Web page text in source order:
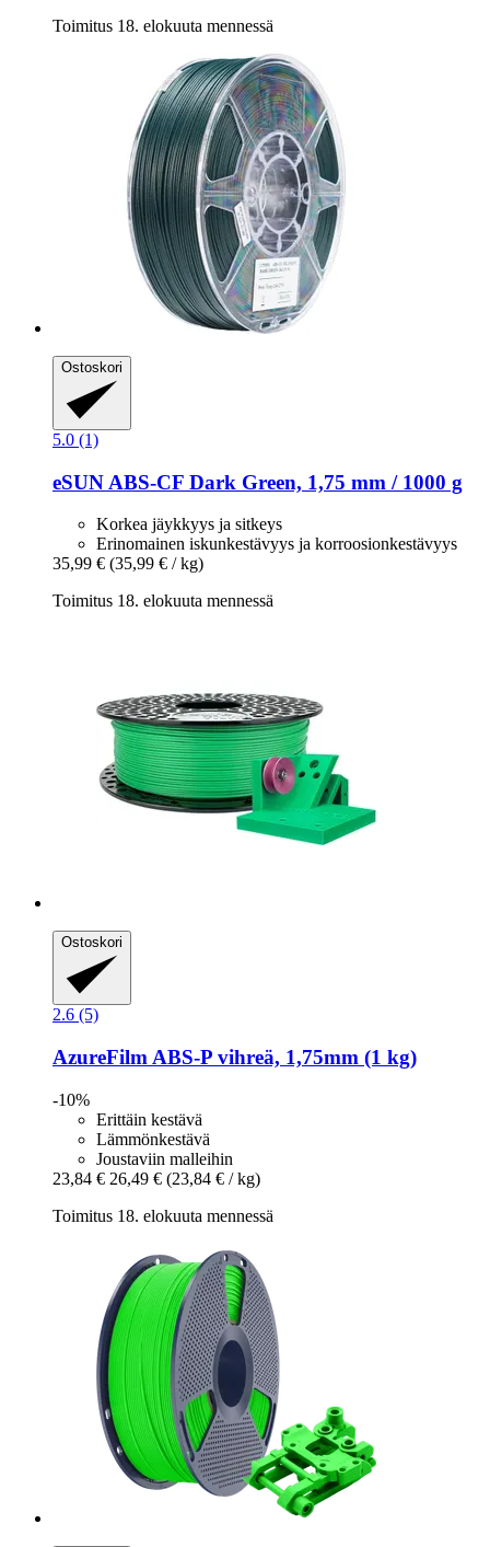
Toimitus 18. elokuuta mennessä
Ostoskori
5.0 (1)
eSUN ABS-​CF Dark Green, 1,75 mm / 1000 g
Korkea jäykkyys ja sitkeys
Erinomainen iskunkestävyys ja korroosionkestävyys
35,99 € (35,99 € / kg)
Toimitus 18. elokuuta mennessä
Ostoskori
2.6 (5)
AzureFilm ABS-​P vihreä, 1,75mm (1 kg)
-10%
Erittäin kestävä
Lämmönkestävä
Joustaviin malleihin
23,84 € 26,49 € (23,84 € / kg)
Toimitus 18. elokuuta mennessä